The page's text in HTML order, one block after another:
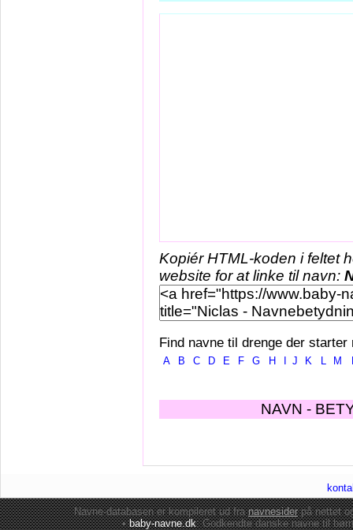
Kopiér HTML-koden i feltet
website for at linke til navn:
Find navne til drenge der starter
A B C D E F G H J K L M
NAVN -
Navne-databasen er kompileret ud franavnesiderpå nettet
•baby-navne.dk: Godkendte danskenavne til børn